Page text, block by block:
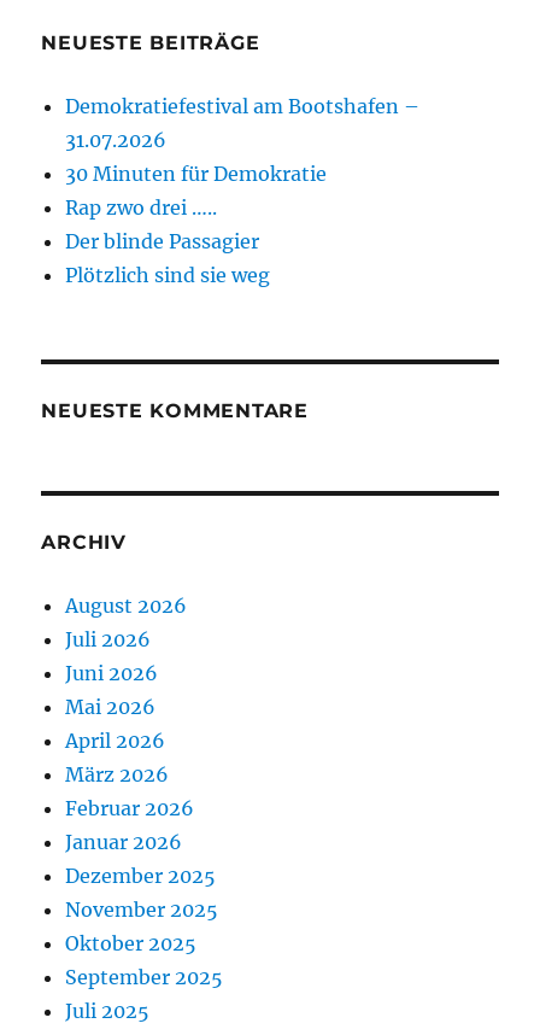
NEUESTE BEITRÄGE
Demokratiefestival am Bootshafen –
31.07.2026
30 Minuten für Demokratie
Rap zwo drei …..
Der blinde Passagier
Plötzlich sind sie weg
NEUESTE KOMMENTARE
ARCHIV
August 2026
Juli 2026
Juni 2026
Mai 2026
April 2026
März 2026
Februar 2026
Januar 2026
Dezember 2025
November 2025
Oktober 2025
September 2025
Juli 2025